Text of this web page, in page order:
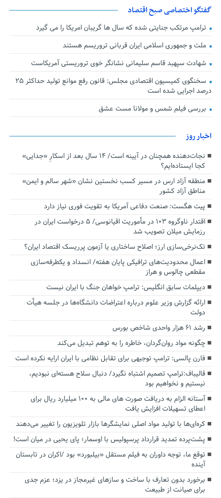
گفتگو اختصاصی صبح اقتصاد
ترامپ مرتکب جنایتی شده که سال ها گریبان امریکا را می گیرد
ملت و جمهوری اسلامی ایران قربانی تروریسم هستند
شهادت سپهبد قاسم سلیمانی نشانگر خوی تروریستی آمریکاست
سخنگوی کمیسیون اقتصادی مجلس: قانون رفع موانع تولید حداکثر ۲۵
درصد اجرایی شده است
بررسی فیلم شمس و مولانا مست عشق
اخبار روز
نجات‌دهنده‌ همچنان در آیینه است/ ۱۴ سال بعد از اسکارِ «جدایی»
کجا ایستاده‌ایم؟
منطقه آزاد ارس در مسیر کسب نخستین نشان «شهر سالم و ایمن»
مناطق آزاد کشور
پیت هگست: صنعت دفاعی آمریکا به تقویت فوری نیاز دارد
اقتدار ناوگروه ۱۰۳ در مأموریت‌ اقیانوسی/ ۵ درخواست ایران در
رزمایش میلان تصویب شد
تک‌نرخی‌سازی ارز؛ اصلاح ساختاری یا آزمون پرریسک اقتصاد ایران؟
اعمال محدودیت‌های ترافیکی پایان هفته/ انسداد و یکطرفه‌سازی
مقطعی چالوس و هراز
دیپلمات سابق انگلیس:‌ ترامپ خواهان جنگ با ایران نیست
ارائه گزارش وزیر علوم درباره اعتراضات دانشگاه‌ها در جلسه هیأت
دولت
رشد ۶۱ هزار واحدی شاخص بورس
چگونه مواد روان‌گردان، خاطره را به توهم تبدیل می‌کند
فارن پالسی: ترامپ توجیهی برای تقابل نظامی با ایران ارایه نکرده است
قالیباف:ترامپ تصمیم اشتباه نگیرد/ دنبال سلاح هسته‌ای نبودیم،
نیستیم و نخواهیم بود
آستانه الزام به دریافت صورت های مالی به ۱۰۰ میلیارد ریال برای
اعطای تسهیلات افزایش یافت
کره‌ای‌ها با تولید مواد اصلی نمایشگرها بازار تلویزیون را تغییر می‌دهند
پشت‌پرده تمدید قرارداد پرسپولیس با اوسمار؛ پای یحیی در میان است!
توقع ما، توجه داوران به فیلم مستقل «بیلبورد» بود /اکران در تابستان
آینده
برخورد بدون تعارف با ساخت‌ و سازهای غیرمجاز در یزد؛ عزم جدی
برای صیانت از طبیعت